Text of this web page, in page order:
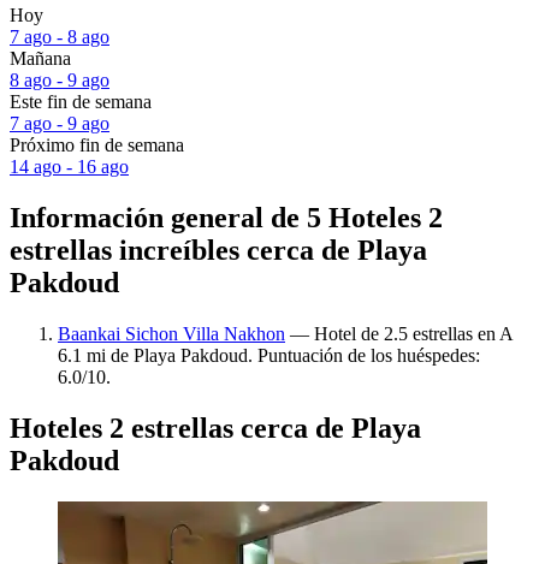
Hoy
7 ago - 8 ago
Mañana
8 ago - 9 ago
Este fin de semana
7 ago - 9 ago
Próximo fin de semana
14 ago - 16 ago
Información general de 5 Hoteles 2
estrellas increíbles cerca de Playa
Pakdoud
Baankai Sichon Villa Nakhon — Hotel de 2.5 estrellas en A
6.1 mi de Playa Pakdoud. Puntuación de los huéspedes:
6.0/10.
Hoteles 2 estrellas cerca de Playa
Pakdoud